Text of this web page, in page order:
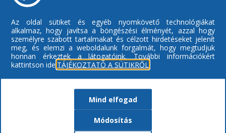
Az oldal sütiket és egyéb nyomkövető technológiákat
alkalmaz, hogy javítsa a böngészési élményét, azzal hogy
személyre szabott tartalmakat és célzott hirdetéseket jelenít
meg, és elemzi a weboldalunk forgalmát, hogy megtudjuk
honnan érkeztek a látogatóink.
További információkért
kattintson ide: TÁJÉKOZTATÓ A SÜTIKRŐL
Mind elfogad
Módosítás